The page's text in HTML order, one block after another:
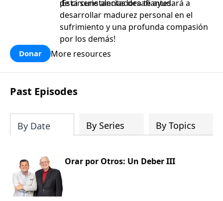
de circunstancias desafiantes.
¡Esta serie alentadora te ayudará a
desarrollar madurez personal en el
sufrimiento y una profunda compasión
por los demás!
Donar More resources
Past Episodes
By Date By Series By Topics
Orar por Otros: Un Deber III